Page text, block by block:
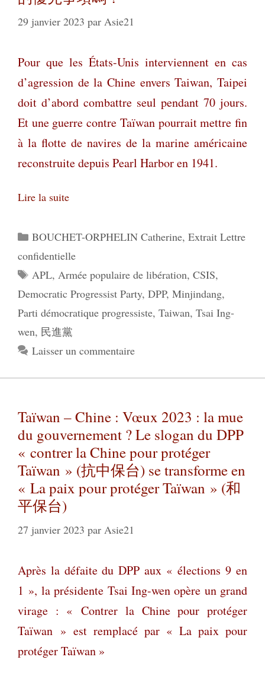
29 janvier 2023 par Asie21
Pour que les États-Unis interviennent en cas
d’agression de la Chine envers Taiwan, Taipei
doit d’abord combattre seul pendant 70 jours.
Et une guerre contre Taïwan pourrait mettre fin
à la flotte de navires de la marine américaine
reconstruite depuis Pearl Harbor en 1941.
Lire la suite
Catégories
BOUCHET-ORPHELIN Catherine, Extrait Lettre
confidentielle
Étiquettes
APL, Armée populaire de libération, CSIS,
Democratic Progressist Party, DPP, Minjindang,
Parti démocratique progressiste, Taiwan, Tsai Ing-
wen, 民進黨
Laisser un commentaire
Taïwan – Chine : Vœux 2023 : la mue
du gouvernement ? Le slogan du DPP
« contrer la Chine pour protéger
Taïwan » (抗中保台) se transforme en
« La paix pour protéger Taïwan » (和
平保台)
27 janvier 2023 par Asie21
Après la défaite du DPP aux « élections 9 en
1 », la présidente Tsai Ing-wen opère un grand
virage : « Contrer la Chine pour protéger
Taïwan » est remplacé par « La paix pour
protéger Taïwan »